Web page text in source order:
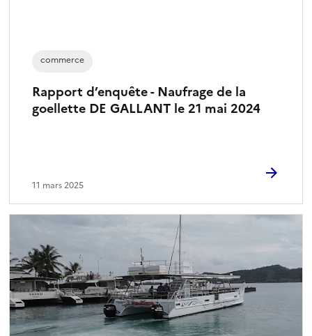
Rapport d’enquête - Naufrage de la
goellette DE GALLANT le 21 mai 2024
commerce
11 mars 2025